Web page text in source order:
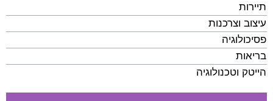
תיירות
עיצוב וצרכנות
פסיכולוגיה
בריאות
הייטק וטכנולוגיה